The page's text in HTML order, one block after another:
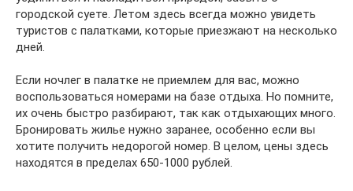
городской суете. Летом здесь всегда можно увидеть
туристов с палатками, которые приезжают на несколько
дней.
Если ночлег в палатке не приемлем для вас, можно
воспользоваться номерами на базе отдыха. Но помните,
их очень быстро разбирают, так как отдыхающих много.
Бронировать жилье нужно заранее, особенно если вы
хотите получить недорогой номер. В целом, цены здесь
находятся в пределах 650-1000 рублей.